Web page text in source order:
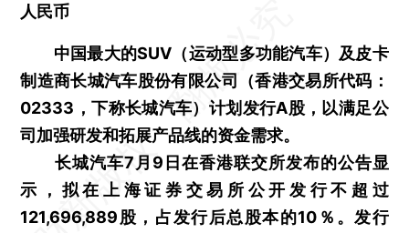
人民币
中国最大的SUV（运动型多功能汽车）及皮卡
制造商长城汽车股份有限公司（香港交易所代码：
02333，下称长城汽车）计划发行A股，以满足公
司加强研发和拓展产品线的资金需求。
长城汽车7月9日在香港联交所发布的公告显
示，拟在上海证券交易所公开发行不超过
121,696,889股，占发行后总股本的10％。发行